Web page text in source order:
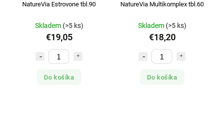
NatureVia Estrovone tbl.90
Skladem (>5 ks)
€19,05
Do košíka
NatureVia Multikomplex tbl.60
Skladem (>5 ks)
€18,20
Do košíka